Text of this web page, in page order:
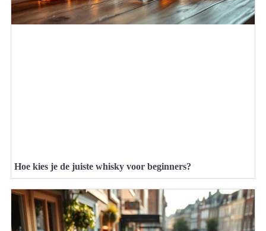
Hoe kies je de juiste whisky voor beginners?